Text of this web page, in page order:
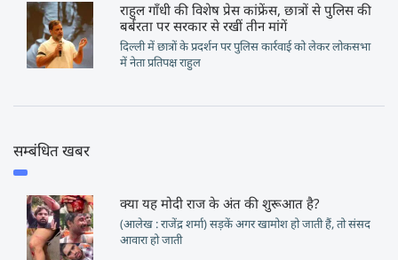
राहुल गाँधी की विशेष प्रेस कांफ्रेंस, छात्रों से पुलिस की
बर्बरता पर सरकार से रखीं तीन मांगें
दिल्ली में छात्रों के प्रदर्शन पर पुलिस कार्रवाई को लेकर लोकसभा
में नेता प्रतिपक्ष राहुल
सम्बंधित खबर
क्या यह मोदी राज के अंत की शुरूआत है?
(आलेख : राजेंद्र शर्मा) सड़कें अगर खामोश हो जाती हैं, तो संसद
आवारा हो जाती